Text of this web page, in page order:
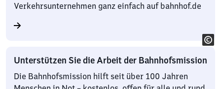
Verkehrsunternehmen ganz einfach auf bahnhof.de
Unterstützen Sie die Arbeit der Bahnhofsmission
Die Bahnhofsmission hilft seit über 100 Jahren